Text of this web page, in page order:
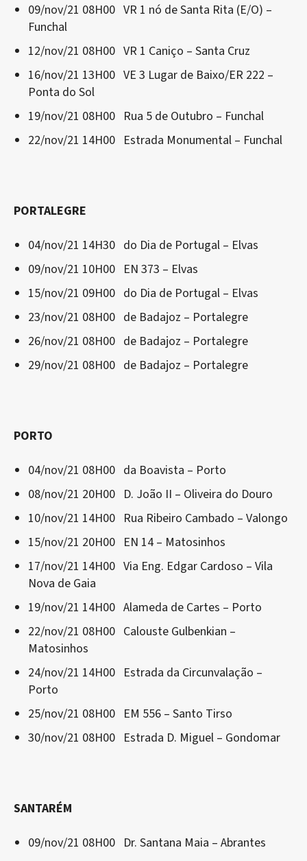
09/nov/21 08H00 VR 1 nó de Santa Rita (E/O) –
Funchal
12/nov/21 08H00 VR 1 Caniço – Santa Cruz
16/nov/21 13H00 VE 3 Lugar de Baixo/ER 222 –
Ponta do Sol
19/nov/21 08H00 Rua 5 de Outubro – Funchal
22/nov/21 14H00 Estrada Monumental – Funchal
PORTALEGRE
04/nov/21 14H30 do Dia de Portugal – Elvas
09/nov/21 10H00 EN 373 – Elvas
15/nov/21 09H00 do Dia de Portugal – Elvas
23/nov/21 08H00 de Badajoz – Portalegre
26/nov/21 08H00 de Badajoz – Portalegre
29/nov/21 08H00 de Badajoz – Portalegre
PORTO
04/nov/21 08H00 da Boavista – Porto
08/nov/21 20H00 D. João II – Oliveira do Douro
10/nov/21 14H00 Rua Ribeiro Cambado – Valongo
15/nov/21 20H00 EN 14 – Matosinhos
17/nov/21 14H00 Via Eng. Edgar Cardoso – Vila
Nova de Gaia
19/nov/21 14H00 Alameda de Cartes – Porto
22/nov/21 08H00 Calouste Gulbenkian –
Matosinhos
24/nov/21 14H00 Estrada da Circunvalação –
Porto
25/nov/21 08H00 EM 556 – Santo Tirso
30/nov/21 08H00 Estrada D. Miguel – Gondomar
SANTARÉM
09/nov/21 08H00 Dr. Santana Maia – Abrantes